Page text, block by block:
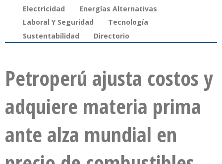
Electricidad
Energías Alternativas
Laboral Y Seguridad
Tecnología
Sustentabilidad
Directorio
Petroperú ajusta costos y
adquiere materia prima
ante alza mundial en